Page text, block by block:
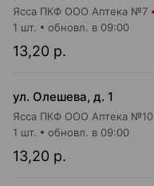
Ясса ПКФ ООО Аптека №7
13,20 р.
1 шт. обновл. в 09:00
ул. Олешева, д. 1
Ясса ПКФ ООО Аптека №10
13,20 р.
1 шт. обновл. в 09:00